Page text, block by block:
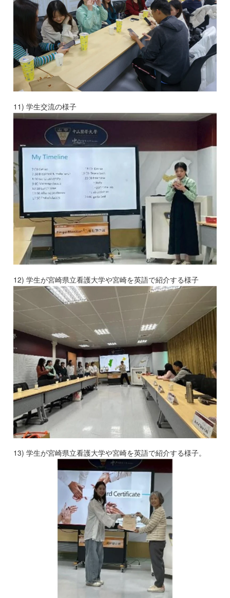
11) 学生交流の様子
12) 学生が宮崎県立看護大学や宮崎を英語で紹介する様子
13) 学生が宮崎県立看護大学や宮崎を英語で紹介する様子。